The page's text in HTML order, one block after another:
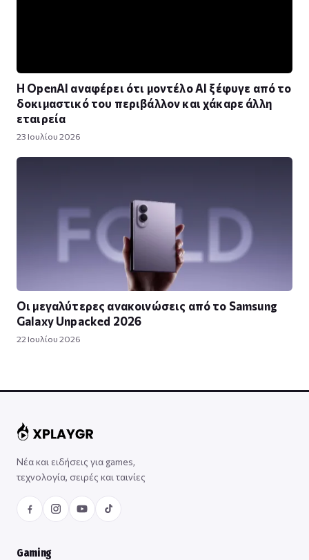
Η OpenAI αναφέρει ότι μοντέλο AI ξέφυγε από το
δοκιμαστικό του περιβάλλον και χάκαρε άλλη
εταιρεία
23 Ιουλίου 2026
Οι μεγαλύτερες ανακοινώσεις από το Samsung
Galaxy Unpacked 2026
22 Ιουλίου 2026
Νέα και ειδήσεις για games,
τεχνολογία, σειρές και ταινίες
Gaming